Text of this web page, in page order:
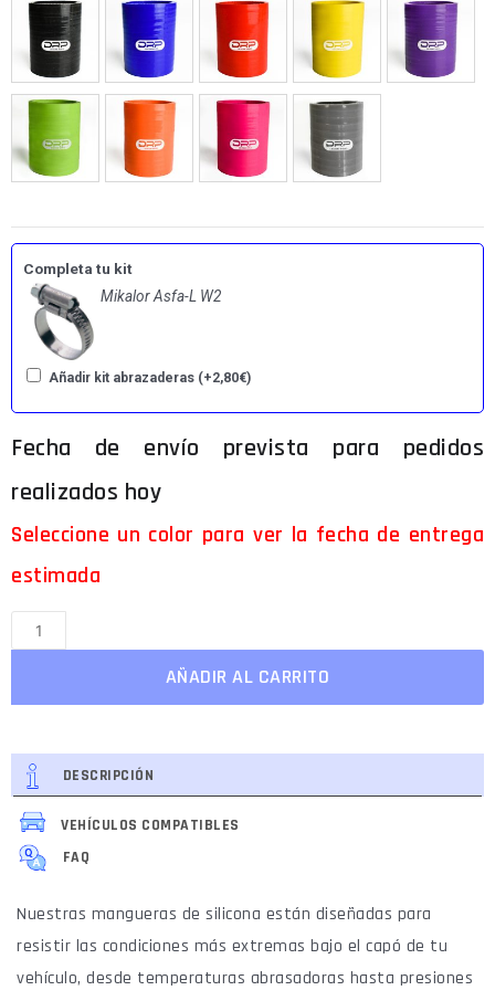
Completa tu kit
Mikalor Asfa-L W2
Añadir kit abrazaderas (+2,80€)
Seleccione un color para ver la fecha de entrega
estimada
AÑADIR AL CARRITO
DESCRIPCIÓN
VEHÍCULOS COMPATIBLES
FAQ
Nuestras mangueras de silicona están diseñadas para
resistir las condiciones más extremas bajo el capó de tu
vehículo, desde temperaturas abrasadoras hasta presiones